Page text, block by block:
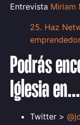
Entrevista Miriam
25. Haz
Podrás
Iglesiaen…
Twitter >